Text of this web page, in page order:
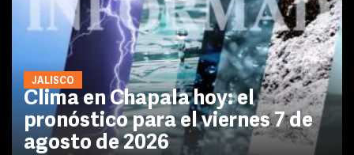
JALISCO
Clima en Chapala hoy: el
pronóstico para el viernes 7 de
agosto de 2026